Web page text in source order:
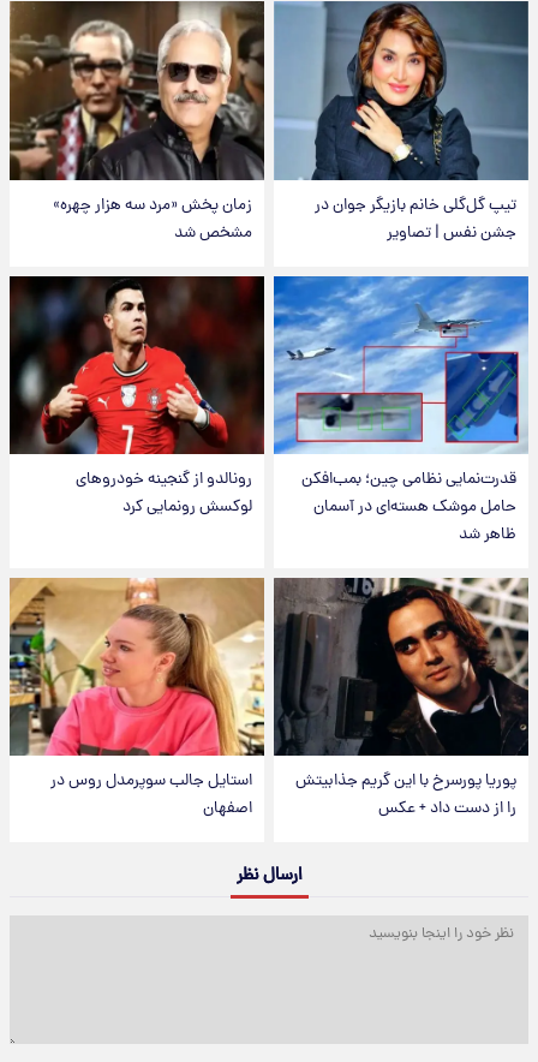
تیپ گل‌گلی خانم بازیگر جوان در
جشن نفس | تصاویر
زمان پخش «مرد سه هزار چهره»
مشخص شد
قدرت‌نمایی نظامی چین؛ بمب‌افکن
حامل موشک هسته‌ای در آسمان
ظاهر شد
رونالدو از گنجینه خودروهای
لوکسش رونمایی کرد
پوریا پورسرخ با این گریم جذابیتش
را از دست داد + عکس
استایل جالب سوپرمدل روس در
اصفهان
ارسال نظر